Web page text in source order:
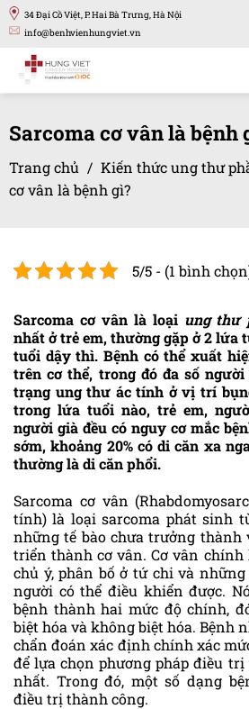
Bỏ
qua
dung
34 Đại Cồ Việt, P. Hai Bà Trưng, Hà Nội
info@benhvienhungviet.vn
Sarcoma cơ vân là bệnh
Trang chủ / Kiến thức ung thư
cơ vân là bệnh gì?
5/5 - (1 bình
Sarcoma cơ vân là loại ung thư
nhất ở trẻ em, thường gặp ở 2 lứa
tuổi dậy thì. Bệnh có thể xuất
trên cơ thể, trong đó đa số
trạng ung thư ác tính ở vị trí
trong lứa tuổi nào, trẻ em,
người già đều có nguy cơ mắc
sớm, khoảng 20% có di căn xa
thường là di căn phổi.
Sarcoma cơ vân
tính) là loại sarcoma phát sinh
những tế bào chưa trưởng thành
triển thành cơ vân. Cơ vân chính
chủ ý, phân bố ở tứ chi và
người có thể điều khiển được.
bệnh thành hai mức độ chính,
biệt hóa và không biệt hóa. Bệnh
chẩn đoán xác định chính xác
để lựa chọn phương pháp điều trị
nhất. Trong đó, một số dạng
điều trị thành công.